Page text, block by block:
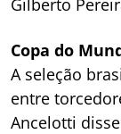
Copa do
A seleção
entre
Ancelotti